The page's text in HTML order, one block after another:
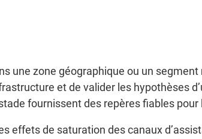
une zone géographique ou un
et de valider les hypothèses
fournissent des repères fiables
effets de saturation des canaux